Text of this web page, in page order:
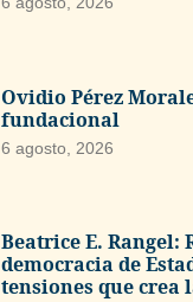
Ovidio Pérez
fundacional
6 agosto, 2026
Beatrice E. Rangel:
democracia de
tensiones que crea